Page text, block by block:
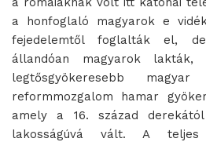
a honfoglaló magyarok e
fejedelemtől foglalták el,
állandóan magyarok
legtősgyökeresebb
reformmozgalom hamar
amely a 16. század
lakosságúvá vált. A teljes